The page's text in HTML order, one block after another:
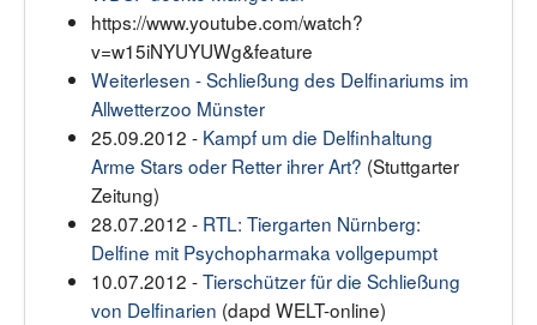
https://www.youtube.com/watch?
v=w15iNYUYUWg&feature
Weiterlesen - Schließung des Delfinariums im
Allwetterzoo Münster
25.09.2012 - Kampf um die Delfinhaltung
Arme Stars oder Retter ihrer Art? (Stuttgarter
Zeitung)
28.07.2012 - RTL: Tiergarten Nürnberg:
Delfine mit Psychopharmaka vollgepumpt
10.07.2012 -Tierschützer für die Schließung
von Delfinarien (dapd WELT-online)